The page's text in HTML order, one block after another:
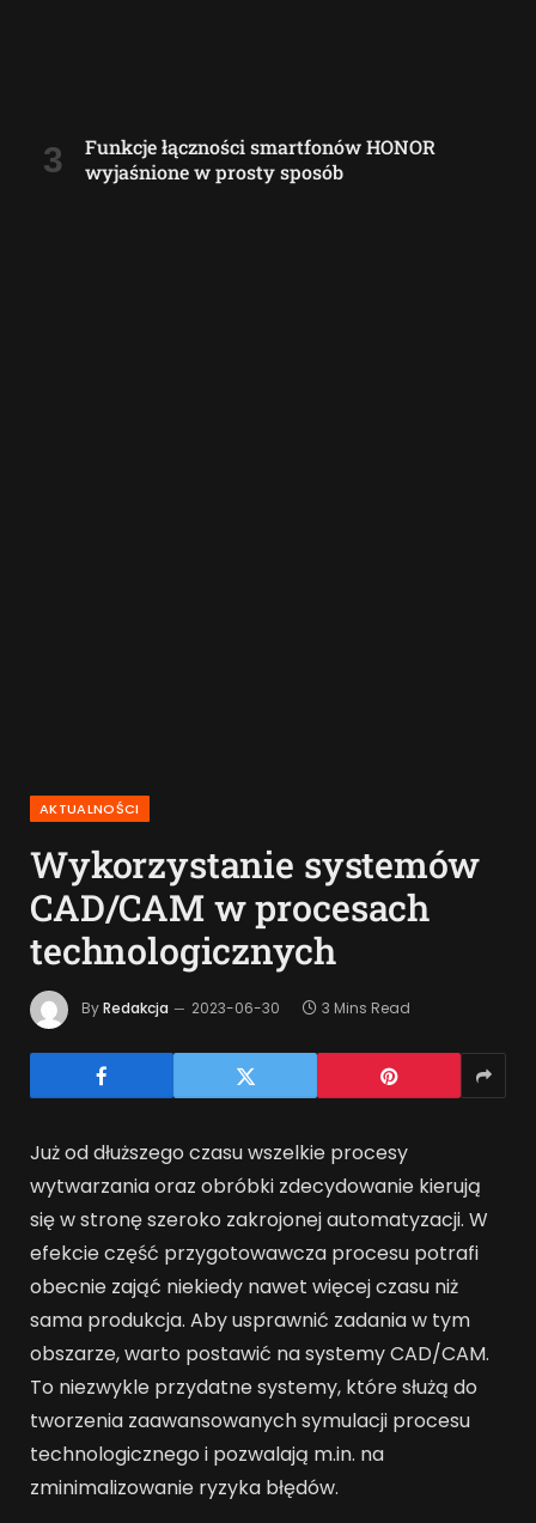
Funkcje łączności smartfonów HONOR
wyjaśnione w prosty sposób
AKTUALNOŚCI
Wykorzystanie systemów
CAD/CAM w procesach
technologicznych
ByRedakcja 2023-06-30 3 Mins Read
Już od dłuższego czasu wszelkie procesy
wytwarzania oraz obróbki zdecydowanie kierują
się w stronę szeroko zakrojonej automatyzacji. W
efekcie część przygotowawcza procesu potrafi
obecnie zająć niekiedy nawet więcej czasu niż
sama produkcja. Aby usprawnić zadania w tym
obszarze, warto postawić na systemy CAD/CAM.
To niezwykle przydatne systemy, które służą do
tworzenia zaawansowanych symulacji procesu
technologicznego i pozwalają m.in. na
zminimalizowanie ryzyka błędów.